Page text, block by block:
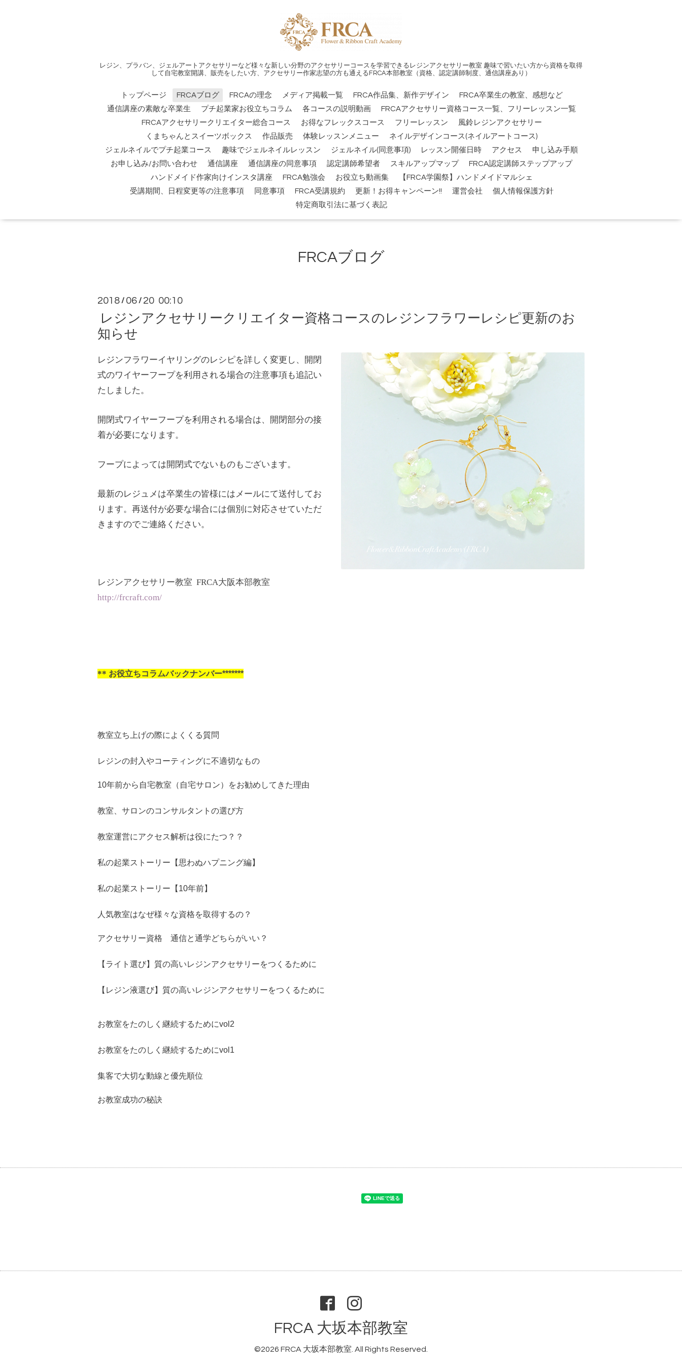
レジン、プラバン、ジェルアートアクセサリーなど様々な新しい分野のアクセサリーコースを学習できるレジンアクセサリー教室 趣味で習いたい方から資格を取得
して自宅教室開講、販売をしたい方、アクセサリー作家志望の方も通えるFRCA本部教室（資格、認定講師制度、通信講座あり）
トップページ FRCAブログ FRCAの理念 メディア掲載一覧 FRCA作品集、新作デザイン
FRCA卒業生の教室、感想など
通信講座の素敵な卒業生
プチ起業家お役立ちコラム 各コースの説明動画
FRCAアクセサリー資格コース一覧、フリーレッスン一覧
FRCAアクセサリークリエイター総合コース
お得なフレックスコース フリーレッスン
風鈴レジンアクセサリー
くまちゃんとスイーツボックス
作品販売 体験レッスンメニュー
ネイルデザインコース(ネイルアートコース)
ジェルネイルでプチ起業コース
趣味でジェルネイルレッスン ジェルネイル(同意事項) レッスン開催日時 アクセス
申し込み手順
お申し込み/お問い合わせ
通信講座 通信講座の同意事項 認定講師希望者 スキルアップマップ
FRCA認定講師ステップアップ
ハンドメイド作家向けインスタ講座
FRCA勉強会 お役立ち動画集
【FRCA学園祭】ハンドメイドマルシェ
受講期間、日程変更等の注意事項
同意事項 FRCA受講規約 更新！お得キャンペーン!! 運営会社
個人情報保護方針
特定商取引法に基づく表記
FRCAブログ
2018 / 06 / 20 00:10
レジンアクセサリークリエイター資格コースのレジンフラワーレシピ更新のお
知らせ
レジンフラワーイヤリングのレシピを詳しく変更し、開閉
式のワイヤーフープを利用される場合の注意事項も追記い
たしました。
開閉式ワイヤーフープを利用される場合は、開閉部分の接
着が必要になります。
フープによっては開閉式でないものもございます。
最新のレジュメは卒業生の皆様にはメールにて送付してお
ります。再送付が必要な場合には個別に対応させていただ
きますのでご連絡ください。
レジンアクセサリー教室 FRCA大阪本部教室
http://frcraft.com/
** お役立ちコラムバックナンバー*******
教室立ち上げの際によくくる質問
レジンの封入やコーティングに不適切なもの
10年前から自宅教室（自宅サロン）をお勧めしてきた理由
教室、サロンのコンサルタントの選び方
教室運営にアクセス解析は役にたつ？？
私の起業ストーリー【思わぬハプニング編】
私の起業ストーリー【10年前】
人気教室はなぜ様々な資格を取得するの？
アクセサリー資格 通信と通学どちらがいい？
【ライト選び】質の高いレジンアクセサリーをつくるために
【レジン液選び】質の高いレジンアクセサリーをつくるために
お教室をたのしく継続するためにvol2
お教室をたのしく継続するためにvol1
集客で大切な動線と優先順位
お教室成功の秘訣
FRCA 大坂本部教室
©2026 FRCA 大坂本部教室. All Rights Reserved.